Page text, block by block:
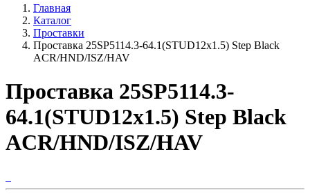
Главная
Каталог
Проставки
Проставка 25SP5114.3-64.1(STUD12x1.5) Step Black
ACR/HND/ISZ/HAV
Проставка 25SP5114.3-
64.1(STUD12x1.5) Step Black
ACR/HND/ISZ/HAV